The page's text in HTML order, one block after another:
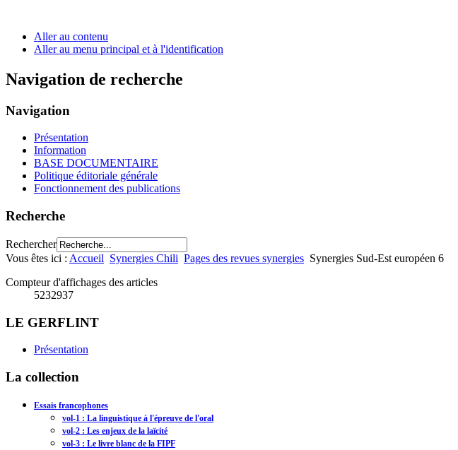
Aller au contenu
Aller au menu principal et à l'identification
Navigation de recherche
Navigation
Présentation
Information
BASE DOCUMENTAIRE
Politique éditoriale générale
Fonctionnement des publications
Recherche
Rechercher
Vous êtes ici : Accueil Synergies Chili Pages des revues synergies Synergies Sud-Est européen 6
Compteur d'affichages des articles
5232937
LE GERFLINT
Présentation
La collection
Essais francophones
vol-1 : La linguistique à l'épreuve de l'oral
vol-2 : Les enjeux de la laïcité
vol-3 : Le livre blanc de la FIPF